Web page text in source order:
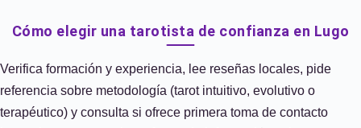
Cómo elegir una tarotista de confianza en Lugo
Verifica formación y experiencia, lee reseñas locales, pide
referencia sobre metodología (tarot intuitivo, evolutivo o
terapéutico) y consulta si ofrece primera toma de contacto